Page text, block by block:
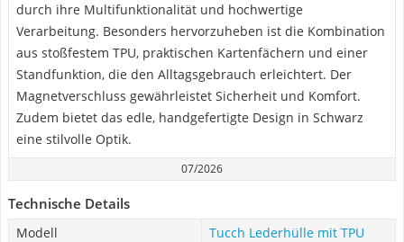
durch ihre Multifunktionalität und hochwertige
Verarbeitung. Besonders hervorzuheben ist die Kombination
aus stoßfestem TPU, praktischen Kartenfächern und einer
Standfunktion, die den Alltagsgebrauch erleichtert. Der
Magnetverschluss gewährleistet Sicherheit und Komfort.
Zudem bietet das edle, handgefertigte Design in Schwarz
eine stilvolle Optik.
07/2026
Technische Details
Modell
Tucch Lederhülle mit TPU